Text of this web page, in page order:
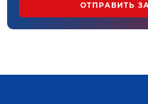
ОТПРАВИТЬ